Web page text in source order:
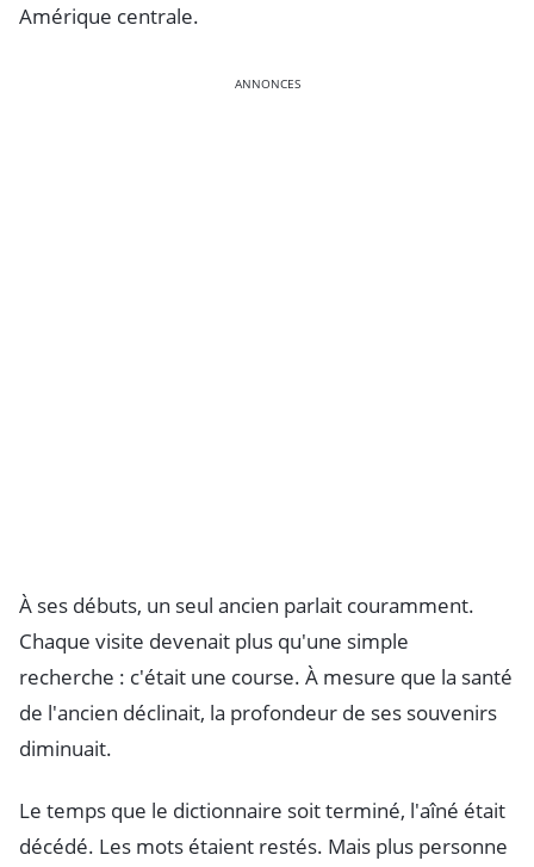
Amérique centrale.
ANNONCES
À ses débuts, un seul ancien parlait couramment.
Chaque visite devenait plus qu'une simple
recherche : c'était une course. À mesure que la santé
de l'ancien déclinait, la profondeur de ses souvenirs
diminuait.
Le temps que le dictionnaire soit terminé, l'aîné était
décédé. Les mots étaient restés. Mais plus personne